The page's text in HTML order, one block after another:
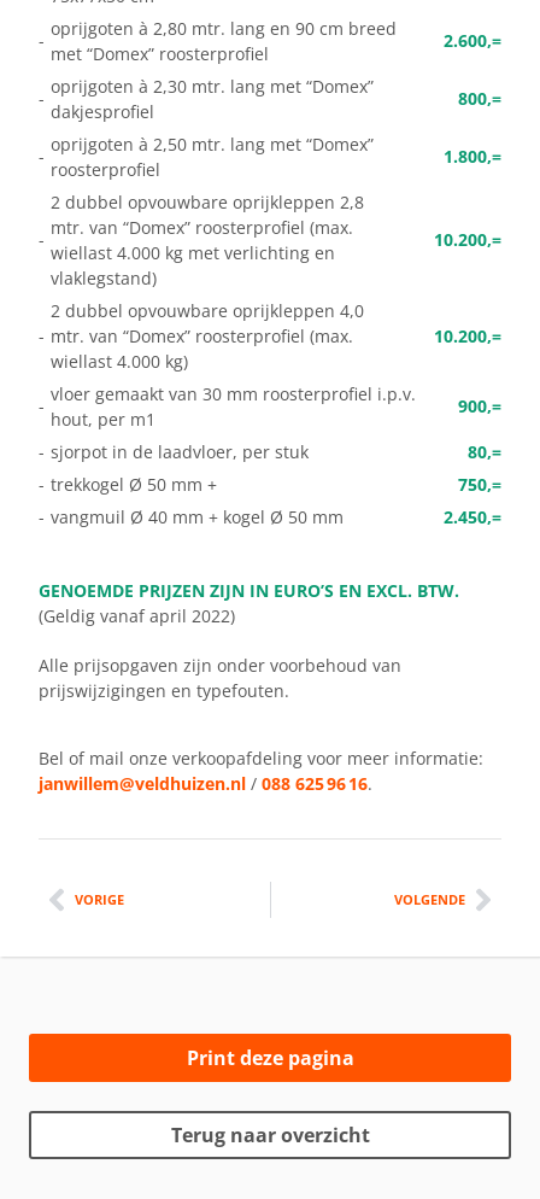
-
oprijgoten à 2,80 mtr. lang en 90 cm breed
met “Domex” roosterprofiel
2.600,=
-
oprijgoten à 2,30 mtr. lang met “Domex”
dakjesprofiel
800,=
-
oprijgoten à 2,50 mtr. lang met “Domex”
roosterprofiel
1.800,=
-
2 dubbel opvouwbare oprijkleppen 2,8
mtr. van “Domex” roosterprofiel (max.
wiellast 4.000 kg met verlichting en
vlaklegstand)
10.200,=
-
2 dubbel opvouwbare oprijkleppen 4,0
mtr. van “Domex” roosterprofiel (max.
wiellast 4.000 kg)
10.200,=
-
vloer gemaakt van 30 mm roosterprofiel i.p.v.
hout, per m1
900,=
- sjorpot in de laadvloer, per stuk
80,=
- trekkogel Ø 50 mm +
750,=
- vangmuil Ø 40 mm + kogel Ø 50 mm 2.450,=
GENOEMDE PRIJZEN ZIJN IN EURO’S EN EXCL. BTW.
(Geldig vanaf april 2022)
Alle prijsopgaven zijn onder voorbehoud van
prijswijzigingen en typefouten.
Bel of mail onze verkoopafdeling voor meer informatie:
janwillem@veldhuizen.nl / 088 625 96 16.
VOLGENDE
VORIGE
Print deze pagina
Terug naar overzicht